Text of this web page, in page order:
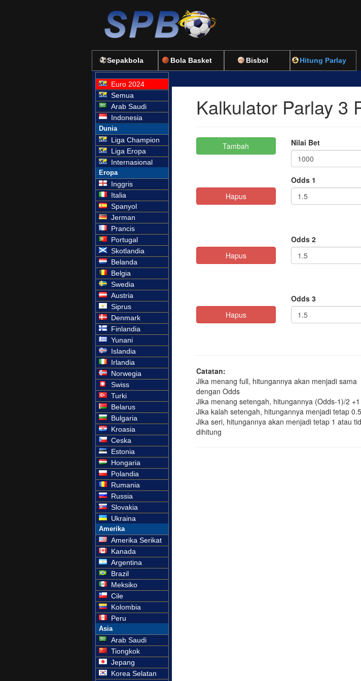
Sepakbola Bola Basket Bisbol Hitung Parlay
Euro 2024
Semua
Arab Saudi
Indonesia
Dunia
Liga Champion
Liga Eropa
Internasional
Eropa
Inggris
Italia
Spanyol
Jerman
Prancis
Portugal
Skotlandia
Belanda
Belgia
Swedia
Austria
Siprus
Denmark
Finlandia
Yunani
Islandia
Irlandia
Norwegia
Swiss
Turki
Belarus
Bulgaria
Kroasia
Ceska
Estonia
Hongaria
Polandia
Rumania
Russia
Slovakia
Ukraina
Amerika
Amerika Serikat
Kanada
Argentina
Brazil
Meksiko
Cile
Kolombia
Peru
Asia
Arab Saudi
Tiongkok
Jepang
Korea Selatan